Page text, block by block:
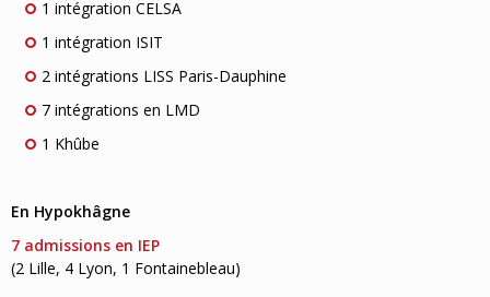
1 intégration CELSA
1 intégration ISIT
2 intégrations LISS Paris-Dauphine
7 intégrations en LMD
1 Khûbe
En Hypokhâgne
7 admissions en IEP
(2 Lille, 4 Lyon, 1 Fontainebleau)